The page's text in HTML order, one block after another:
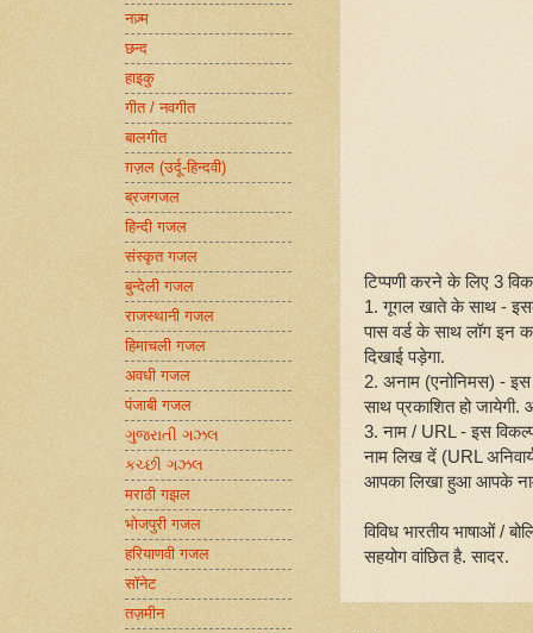
टिप्पणी करने के लिए 3
1. गूगल खाते के साथ -
पास वर्ड के साथ लॉग इन
दिखाई पड़ेगा.
2. अनाम (एनोनिमस) -
साथ प्रकाशित हो
3. नाम / URL - इस
नाम लिख दें (URL
आपका लिखा हुआ आपके
विविध भारतीय भाषाओं /
सहयोग वांछित है. सादर.
नज़्म
छन्द
हाइकु
गीत / नवगीत
बालगीत
ग़ज़ल (उर्दू-हिन्दवी)
ब्रजगजल
हिन्दी गजल
संस्कृत गजल
बुन्देली गजल
राजस्थानी गजल
हिमाचली गजल
अवधी गजल
पंजाबी गजल
ગુજરાતી ગઝલ
કચ્છી ગઝલ
मराठी गझल
भोजपुरी गजल
हरियाणवी गजल
सॉनेट
तज़मीन